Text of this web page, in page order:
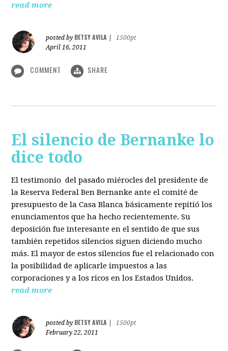
read more
posted by BETSY AVILA
1500pt
April 16, 2011
COMMENT SHARE
El silencio de Bernanke lo
dice todo
El testimonio del pasado miérocles del presidente de
la Reserva Federal Ben Bernanke ante el comité de
presupuesto de la Casa Blanca básicamente repitió los
enunciamentos que ha hecho recientemente. Su
deposición fue interesante en el sentido de que sus
también repetidos silencios siguen diciendo mucho
más. El mayor de estos silencios fue el relacionado con
la posibilidad de aplicarle impuestos a las
corporaciones y a los ricos en los Estados Unidos.
read more
posted by BETSY AVILA
1500pt
February 22, 2011